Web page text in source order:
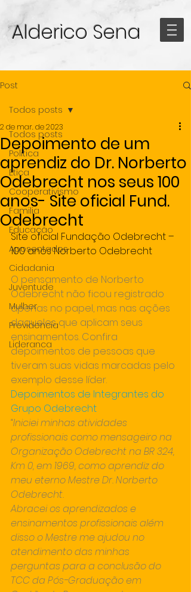
Alderico Sena
Post
Todos posts
Politica
Etica
Cooperativismo
Familia
Educação
Aposentados
Cidadania
Juventude
Mulher
Previdencia
Lideranca
Todos posts
Depoimento de um
aprendiz do Dr. Norberto
Odebrecht nos seus 100
anos- Site oficial Fund.
Odebrecht
2 de mar. de 2023
Site oficial Fundação Odebrecht –
100 anos Norberto Odebrecht
O pensamento de Norberto
Odebrecht não ficou registrado
apenas no papel, mas nas ações
daqueles que aplicam seus
ensinamentos. Confira
depoimentos de pessoas que
tiveram suas vidas marcadas pelo
exemplo desse líder.
Depoimentos de Integrantes do
Grupo Odebrecht
“Iniciei minhas atividades
profissionais como mensageiro na
Organização Odebrecht na BR 324,
Km 0, em 1969, como aprendiz do
meu eterno Mestre Dr. Norberto
Odebrecht.
Abracei os aprendizados e
ensinamentos profissionais além
disso o Mestre me ajudou no
atendimento das minhas
perguntas para a conclusão do
TCC da Pós-Graduação em